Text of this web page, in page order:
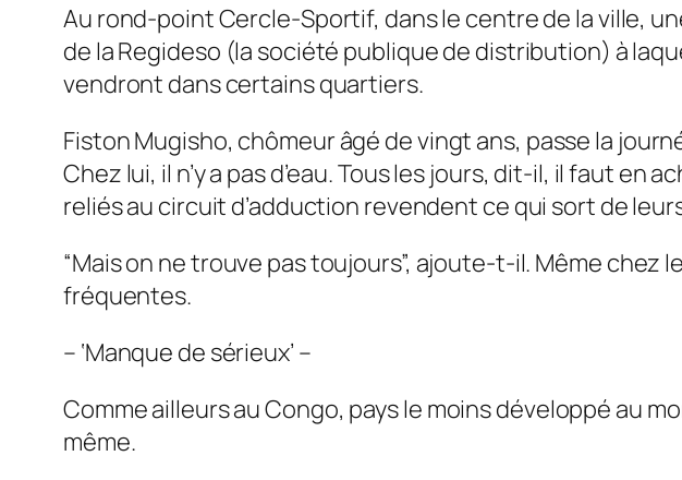
Au rond-point Cercle-Sportif, dans le centre de la ville,
de la Regideso (la société publique de distribution) à
vendront dans certains quartiers.
Fiston Mugisho, chômeur âgé de vingt ans, passe la
Chez lui, il n’y a pas d’eau. Tous les jours, dit-il, il faut en
reliés au circuit d’adduction revendent ce qui sort de
“Mais on ne trouve pas toujours”, ajoute-t-il. Même
fréquentes.
– ‘Manque de sérieux’ –
Comme ailleurs au Congo, pays le moins développé au
même.